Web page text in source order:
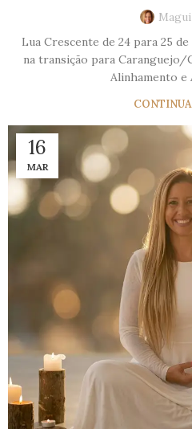
Magui
Lua Crescente de 24 para 25
na transição para Caranguejo/
Alinhamento e
16
MAR